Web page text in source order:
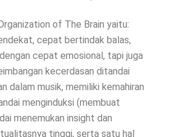
of The Brain yaitu:
cepat bertindak balas,
cepat emosional, tapi juga
kecerdasan ditandai
dalam musik, memiliki kemahiran
menginduksi (membuat
menemukan insight dan
tinggi, serta satu hal